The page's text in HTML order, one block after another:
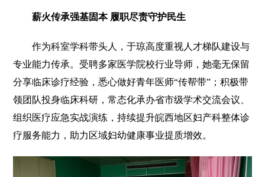
薪火传承强基固本 履职尽责守护民生
作为科室学科带头人，于琼高度重视人才梯队建设与
专业能力传承。受聘多家医学院校行业导师，她毫无保留
分享临床诊疗经验，悉心做好青年医师“传帮带”；积极带
领团队投身临床科研，常态化承办省市级学术交流会议、
组织医疗应急实战演练，持续提升皖西地区妇产科整体诊
疗服务能力，助力区域妇幼健康事业提质增效。